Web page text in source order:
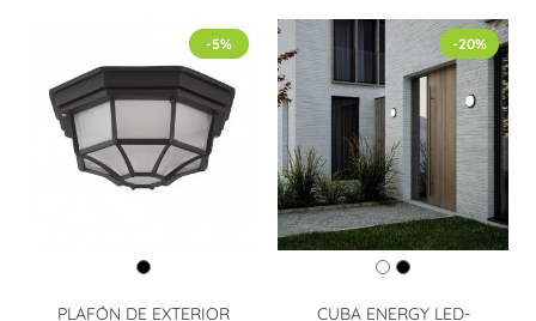
PLAFÓN DE EXTERIOR
-5%
CUBA ENERGY LED-
-20%